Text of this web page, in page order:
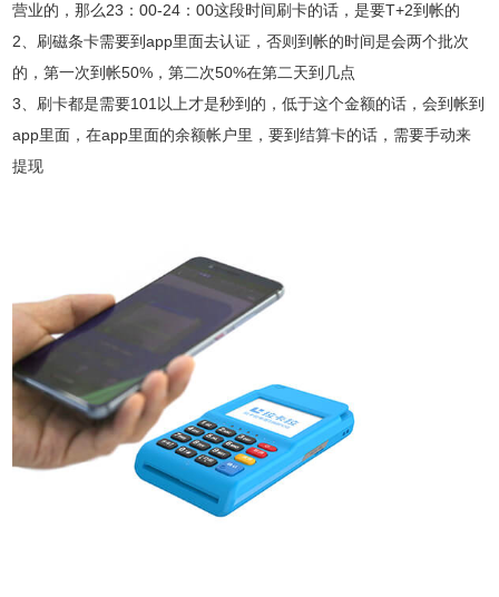
营业的，那么23：00-24：00这段时间刷卡的话，是要T+2到帐的
2、刷磁条卡需要到app里面去认证，否则到帐的时间是会两个批次
的，第一次到帐50%，第二次50%在第二天到几点
3、刷卡都是需要101以上才是秒到的，低于这个金额的话，会到帐到
app里面，在app里面的余额帐户里，要到结算卡的话，需要手动来
提现